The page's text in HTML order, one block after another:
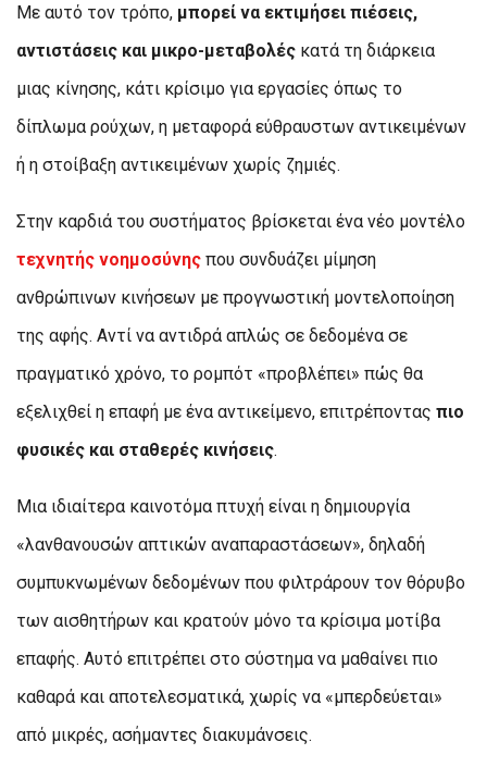
Με αυτό τον τρόπο, μπορεί να εκτιμήσει πιέσεις,
αντιστάσεις και μικρο-μεταβολές κατά τη διάρκεια
μιας κίνησης, κάτι κρίσιμο για εργασίες όπως το
δίπλωμα ρούχων, η μεταφορά εύθραυστων αντικειμένων
ή η στοίβαξη αντικειμένων χωρίς ζημιές.
Στην καρδιά του συστήματος βρίσκεται ένα νέο μοντέλο
τεχνητής νοημοσύνης που συνδυάζει μίμηση
ανθρώπινων κινήσεων με προγνωστική μοντελοποίηση
της αφής. Αντί να αντιδρά απλώς σε δεδομένα σε
πραγματικό χρόνο, το ρομπότ «προβλέπει» πώς θα
εξελιχθεί η επαφή με ένα αντικείμενο, επιτρέποντας πιο
φυσικές και σταθερές κινήσεις.
Μια ιδιαίτερα καινοτόμα πτυχή είναι η δημιουργία
«λανθανουσών απτικών αναπαραστάσεων», δηλαδή
συμπυκνωμένων δεδομένων που φιλτράρουν τον θόρυβο
των αισθητήρων και κρατούν μόνο τα κρίσιμα μοτίβα
επαφής. Αυτό επιτρέπει στο σύστημα να μαθαίνει πιο
καθαρά και αποτελεσματικά, χωρίς να «μπερδεύεται»
από μικρές, ασήμαντες διακυμάνσεις.